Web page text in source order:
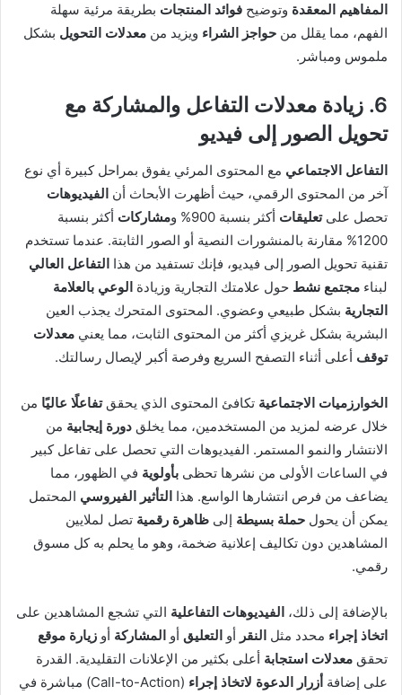
المفاهيم المعقدة وتوضيح فوائد المنتجات بطريقة مرئية سهلة
الفهم، مما يقلل من حواجز الشراء ويزيد من معدلات التحويل بشكل
ملموس ومباشر.
6. زيادة معدلات التفاعل والمشاركة مع
تحويل الصور إلى فيديو
التفاعل الاجتماعي مع المحتوى المرئي يفوق بمراحل كبيرة أي نوع
آخر من المحتوى الرقمي، حيث أظهرت الأبحاث أن الفيديوهات
تحصل علىتعليقات أكثر بنسبة 900% و مشاركات أكثر بنسبة
1200% مقارنة بالمنشورات النصية أو الصور الثابتة. عندما تستخدم
تقنية تحويل الصور إلى فيديو، فإنك تستفيد من هذا التفاعل العالي
لبناء مجتمع نشط حول علامتك التجارية وزيادة الوعي بالعلامة
التجارية بشكل طبيعي وعضوي. المحتوى المتحرك يجذب العين
البشرية بشكل غريزي أكثر من المحتوى الثابت، مما يعني معدلات
توقف أعلى أثناء التصفح السريع وفرصة أكبر لإيصال رسالتك.
الخوارزميات الاجتماعية تكافئ المحتوى الذي يحققتفاعلًا عاليًا من
خلال عرضه لمزيد من المستخدمين، مما يخلق دورة إيجابية من
الانتشار والنمو المستمر. الفيديوهات التي تحصل على تفاعل كبير
في الساعات الأولى من نشرها تحظى بأولوية في الظهور، مما
يضاعف من فرص انتشارها الواسع. هذا التأثير الفيروسي المحتمل
يمكن أن يحول حملة بسيطة إلى ظاهرة رقمية تصل لملايين
المشاهدين دون تكاليف إعلانية ضخمة، وهو ما يحلم به كل مسوق
رقمي.
بالإضافة إلى ذلك، الفيديوهات التفاعلية التي تشجع المشاهدين على
اتخاذ إجراء محدد مثل النقر أو التعليق أو المشاركة أو زيارة موقع
تحقق معدلات استجابة أعلى بكثير من الإعلانات التقليدية. القدرة
على إضافة أزرار الدعوة لاتخاذ إجراء
(Call-to-Action) مباشرة في